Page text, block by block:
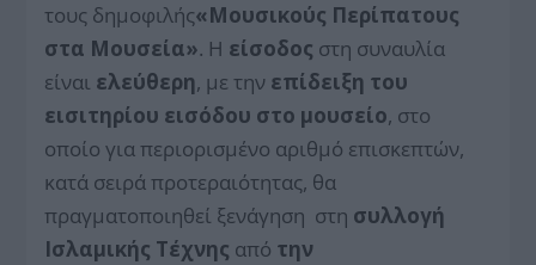
τους δημοφιλής«Μουσικούς Περίπατους
στα Μουσεία». Η είσοδος στη συναυλία
είναι ελεύθερη, με την επίδειξη του
εισιτηρίου εισόδου στο μουσείο, στο
οποίο για περιορισμένο αριθμό επισκεπτών,
κατά σειρά προτεραιότητας, θα
πραγματοποιηθεί ξενάγηση στη συλλογή
Ισλαμικής Τέχνης από την